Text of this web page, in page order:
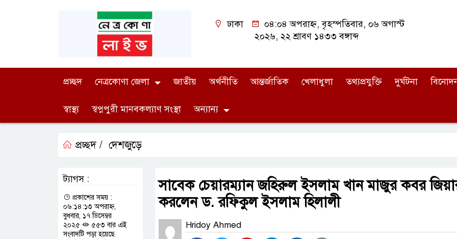
ঢাকা
০৪:০৪ অপরাহ্ন, বৃহস্পতিবার, ০৬ অগাস্ট
২০২৬, ২২ শ্রাবণ ১৪৩৩ বঙ্গাব্দ
প্রচ্ছদ নেত্রকোণা জেলা জাতীয় অর্থনীতি আন্তর্জাতিক খেলাধুলা তথ্যপ্রযুক্তি দুর্ঘটনা
স্বাস্থ্য স্বপ্নপুরী মানবকল্যাণ সংস্থা অন্যান্য
প্রচ্ছদ / দেশজুড়ে
সাবেক চেয়ারম্যান জহিরুল ইসলাম খান মাজুর কবর
করলেন ড. রফিকুল ইসলাম হিলালী
Hridoy Ahmed
ট্যাগস :
প্রকাশের সময় :
০৬:১৪:১৩ অপরাহ্ন,
বুধবার, ১৭ ডিসেম্বর
২০২৫
৫৫৩ বার এই
সংবাদটি পড়া হয়েছে